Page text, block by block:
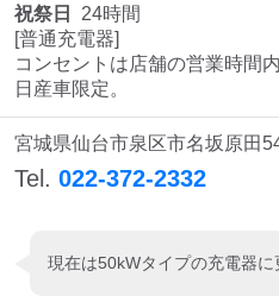
祝祭日
24時間
[普通充電器]
コンセントは店舗の営業時間
日産車限定。
宮城県仙台市泉区市名坂原田
Tel. 022-372-2332
現在は50kWタイプの充電器に